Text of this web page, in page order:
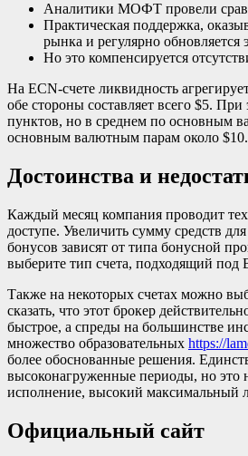
Аналитики МОФТ провели
Практическая поддержка,
рынка и регулярно обновляется
Но это компенсируется
На ECN-счете ликвидность
обе стороны составляет всего $5.
пунктов, но в среднем по основным
основным валютным парам около $10.
Достоинства и
Каждый месяц компания проводит
доступе. Увеличить сумму средств
бонусов зависят от типа бонусной
выберите тип счета, подходящий под
Также на некоторых счетах можно
сказать, что этот брокер
быстрое, а спреды на большинстве
множество образовательных https://
более обоснованные решения.
высоконагруженные периоды, но это
исполнение, высокий максимальный
Официальный сайт